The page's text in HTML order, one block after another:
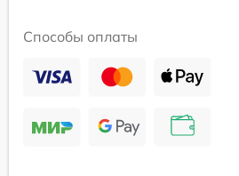
Способы оплаты